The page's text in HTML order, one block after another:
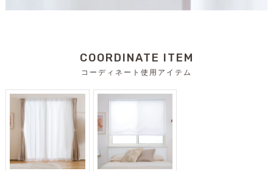
COORDINATE ITEM
コーディネート使用アイテム